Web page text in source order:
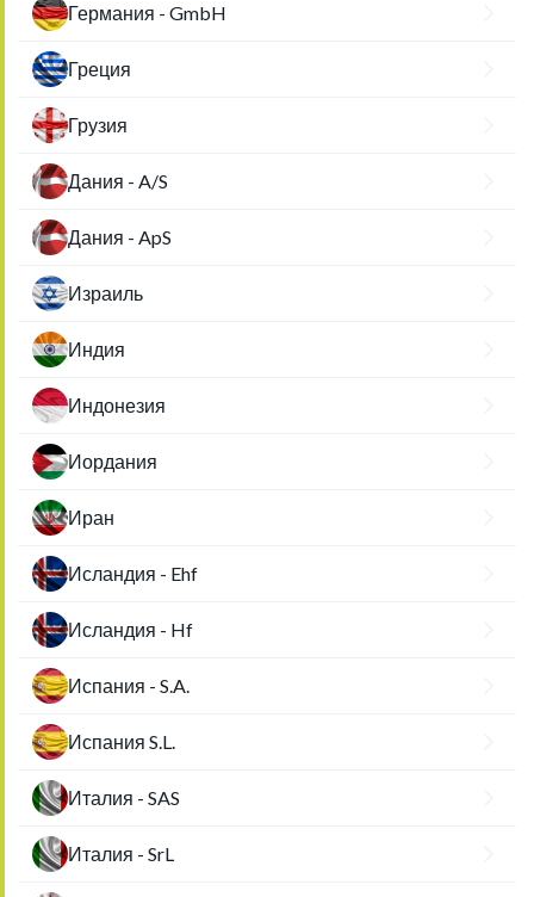
Германия - GmbH
Греция
Грузия
Дания - A/S
Дания - ApS
Израиль
Индия
Индонезия
Иордания
Иран
Исландия - Ehf
Исландия - Hf
Испания - S.A.
Испания S.L.
Италия - SAS
Италия - SrL